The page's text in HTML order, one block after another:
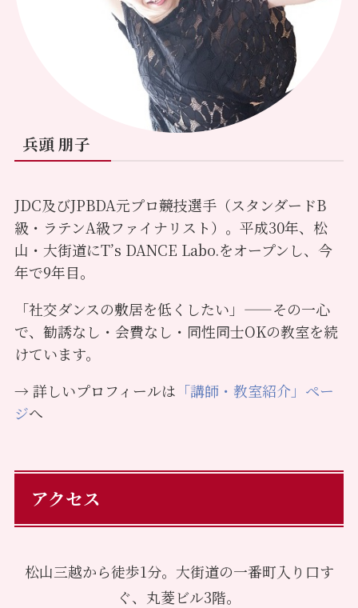
兵頭 朋子
JDC及びJPBDA元プロ競技選手（スタンダードB
級・ラテンA級ファイナリスト）。平成30年、松
山・大街道にT’s DANCE Labo.をオープンし、今
年で9年目。
「社交ダンスの敷居を低くしたい」——その一心
で、勧誘なし・会費なし・同性同士OKの教室を続
けています。
→ 詳しいプロフィールは 「講師・教室紹介」ペー
ジへ
アクセス
松山三越から徒歩1分。大街道の一番町入り口す
ぐ、丸菱ビル3階。